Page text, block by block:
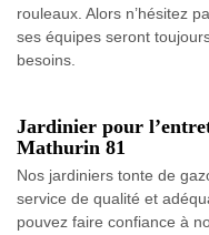
rouleaux. Alors n’hésitez
ses équipes seront
besoins.
Jardinier pour
Mathurin 81
Nos jardiniers tonte de
service de qualité et
pouvez faire confiance à